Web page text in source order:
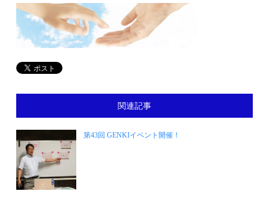
関連記事
第43回 GENKIイベント開催！